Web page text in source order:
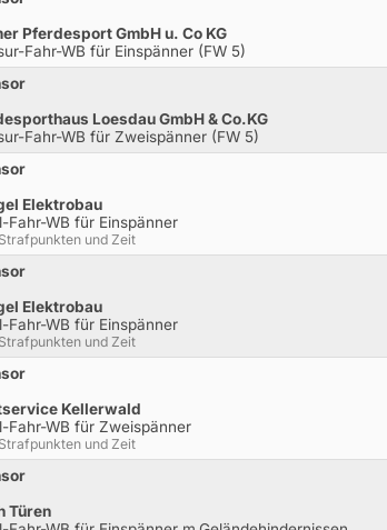
Pferdesport GmbH u. Co KG
Fahr-WB für Einspänner (FW 5)
Loesdau GmbH & Co.KG
Fahr-WB für Zweispänner (FW 5)
Elektrobau
Fahr-WB für Einspänner
und Zeit
Elektrobau
Fahr-WB für Einspänner
und Zeit
Kellerwald
Fahr-WB für Zweispänner
und Zeit
Türen